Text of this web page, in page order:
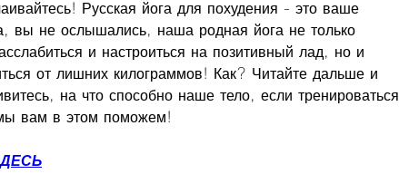
Русская йога для похудения - это ваше
вы не ослышались, наша родная йога не только
и настроиться на позитивный лад, но и
от лишних килограммов! Как? Читайте дальше и
на что способно наше тело, если тренироваться
вам в этом поможем!